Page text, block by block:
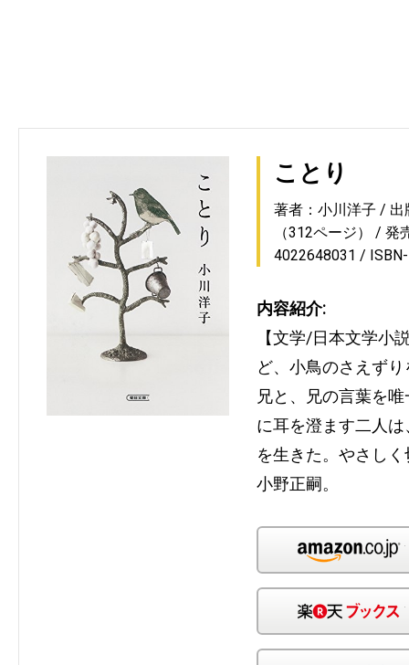
ことり
著者：小川洋子
出
（312ページ）
発
4022648031
内容紹介:
【文学/日本文学小
ど、小鳥のさえず
兄と、兄の言葉を
に耳を澄ます二人
を生きた。やさし
小野正嗣。